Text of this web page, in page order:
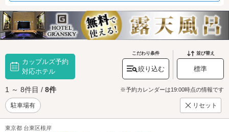
カップルズ予約
対応ホテル
こだわり条件
絞り込む
並び替え
標準
1 ～ 8件目 / 8件 ※予約カレンダーは19:00時点の情報です
駐車場有 リセット
東京都 台東区根岸